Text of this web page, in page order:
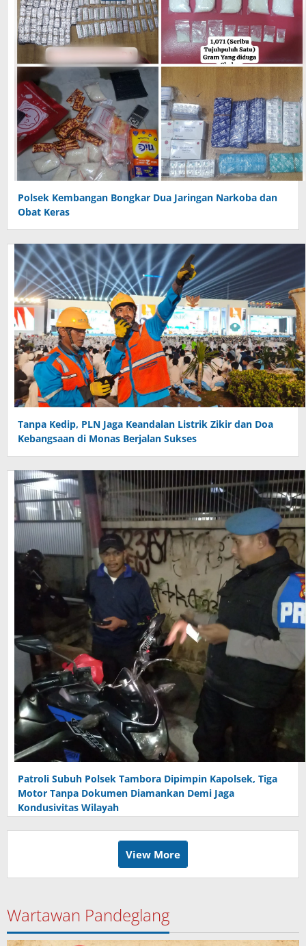
Polsek Kembangan Bongkar Dua Jaringan Narkoba dan
Obat Keras
Tanpa Kedip, PLN Jaga Keandalan Listrik Zikir dan Doa
Kebangsaan di Monas Berjalan Sukses
Patroli Subuh Polsek Tambora Dipimpin Kapolsek, Tiga
Motor Tanpa Dokumen Diamankan Demi Jaga
Kondusivitas Wilayah
View More
Wartawan Pandeglang